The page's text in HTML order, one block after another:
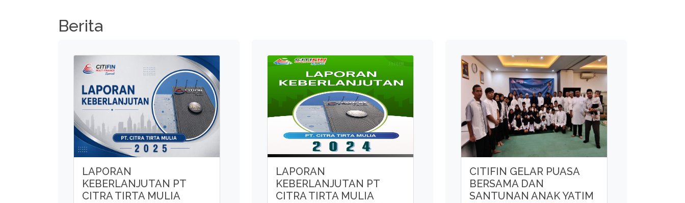
Berita
LAPORAN
KEBERLANJUTAN PT
CITRA TIRTA MULIA
LAPORAN
KEBERLANJUTAN PT
CITRA TIRTA MULIA
CITIFIN GELAR PUASA
BERSAMA DAN
SANTUNAN ANAK YATIM